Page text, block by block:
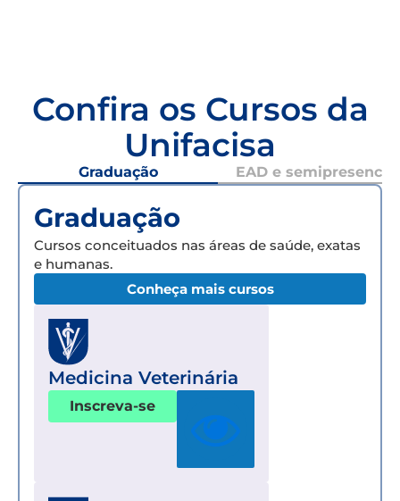
Confira os Cursos da
Unifacisa
Graduação EAD e semipresencial
Graduação
Cursos conceituados nas áreas de saúde, exatas
e humanas.
Conheça mais cursos
Medicina Veterinária
Inscreva-se